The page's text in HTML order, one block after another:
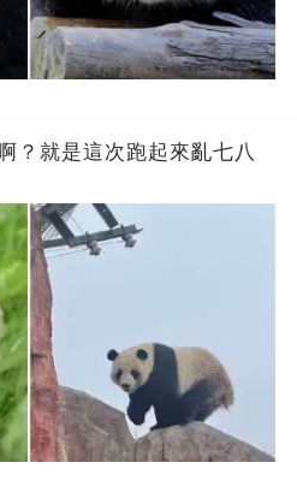
？就是這次跑起來亂七八